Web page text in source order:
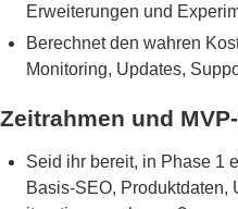
Erweiterungen und
Berechnet den wahren
Monitoring, Updates,
Zeitrahmen und
Seid ihr bereit, in Phase 1
Basis-SEO, Produktdaten,